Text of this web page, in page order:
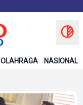
OLAHRAGA NASIONAL